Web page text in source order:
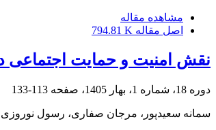
مشاهده مقاله
اصل مقاله 794.81 K
نقش امنیت و حمایت اجتماعی
دوره 18، شماره 1، بهار 1405، صفحه 113-133
سمانه سعیدپور، مرجان صفاری، رسول